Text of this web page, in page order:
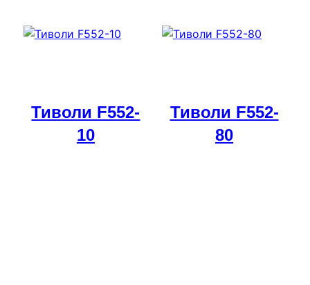
Тиволи F552-
10
Тиволи F552-
80